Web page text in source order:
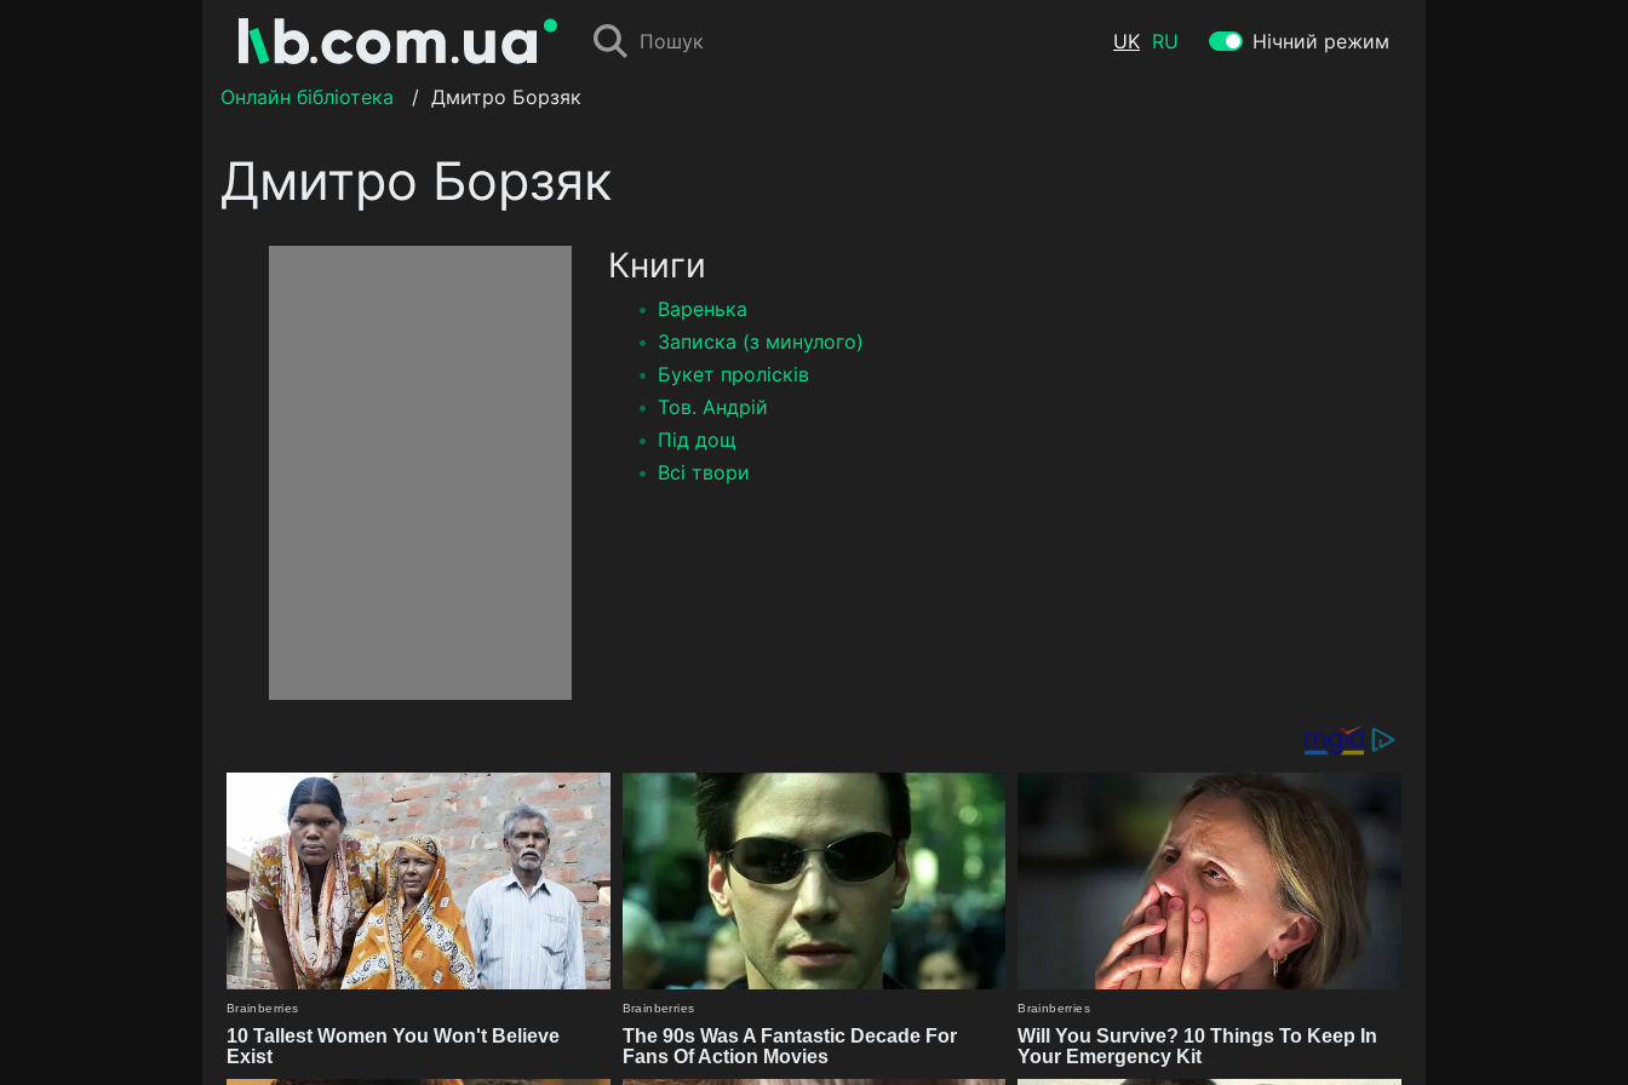
Пошук UK RU Нічний режим
Онлайн бібліотека / Дмитро Борзяк
Дмитро Борзяк
Книги
Варенька
Записка (з минулого)
Букет пролісків
Тов. Андрій
Під дощ
Всі твори